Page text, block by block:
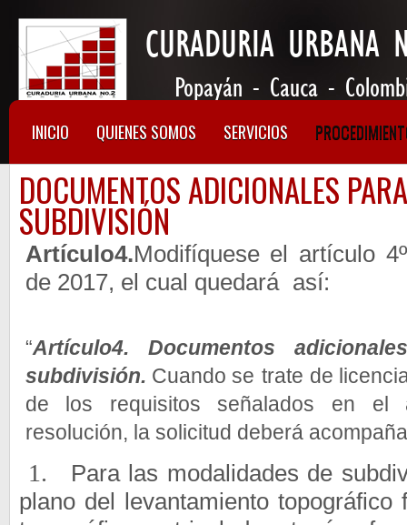
INICIO QUIENES SOMOS SERVICIOS
DOCUMENTOS ADICIONALES
SUBDIVISIÓN
Artículo4.Modifíquese el artículo
de 2017, el cual quedará así:
“Artículo4. Documentos
subdivisión. Cuando se trate de
de los requisitos señalados en el
resolución, la solicitud deberá
1.
Para las modalidades de
plano del levantamiento